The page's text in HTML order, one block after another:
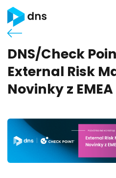
DNS/Check
External Risk
Novinky z